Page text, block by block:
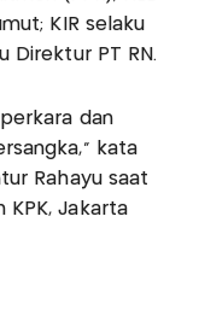
KIR selaku
Direktur PT RN.
dan
kata
Rahayu saat
KPK, Jakarta